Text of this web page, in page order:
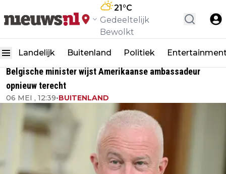
21°C
Gedeeltelijk
Bewolkt
Landelijk Buitenland Politiek
Belgische minister wijst Amerikaanse ambassadeur
opnieuw terecht
06 MEI , 12:39•BUITENLAND